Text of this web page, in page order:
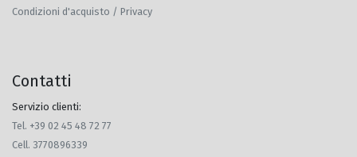
Condizioni d'acquisto / Privacy
Contatti
Servizio clienti:
Tel. +39 02 45 48 72 77
Cell. 3770896339